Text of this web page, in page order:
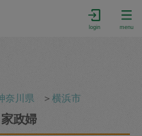
login menu
奈川県 ＞横浜市
政婦